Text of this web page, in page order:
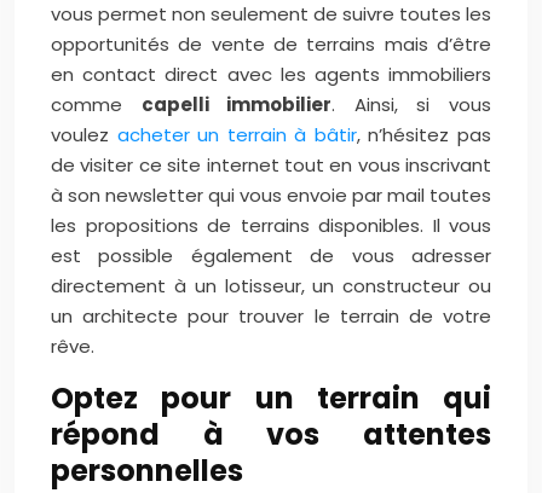
vous permet non seulement de suivre toutes les
opportunités de vente de terrains mais d’être
en contact direct avec les agents immobiliers
comme capelli immobilier. Ainsi, si vous
voulez acheter un terrain à bâtir, n’hésitez pas
de visiter ce site internet tout en vous inscrivant
à son newsletter qui vous envoie par mail toutes
les propositions de terrains disponibles. Il vous
est possible également de vous adresser
directement à un lotisseur, un constructeur ou
un architecte pour trouver le terrain de votre
rêve.
Optez pour un terrain qui
répond à vos attentes
personnelles